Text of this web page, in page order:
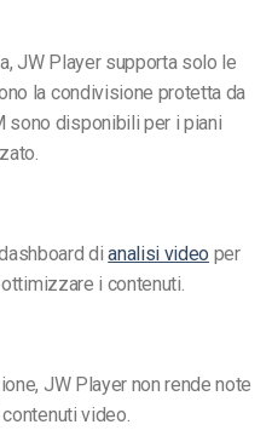
JW Player supporta solo le
la condivisione protetta da
sono disponibili per i piani
dianalisi video per
i contenuti.
JW Player non rende note
video.